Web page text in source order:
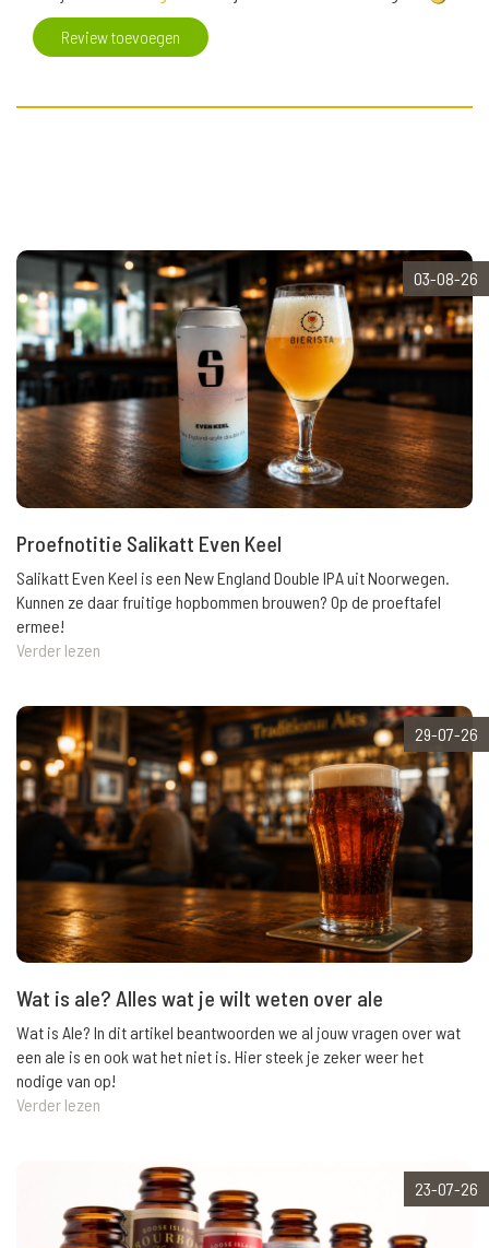
Review toevoegen
03-08-26
Proefnotitie Salikatt Even Keel
Salikatt Even Keel is een New England Double IPA uit Noorwegen.
Kunnen ze daar fruitige hopbommen brouwen? Op de proeftafel
ermee!
Verder lezen
29-07-26
Wat is ale? Alles wat je wilt weten over ale
Wat is Ale? In dit artikel beantwoorden we al jouw vragen over wat
een ale is en ook wat het niet is. Hier steek je zeker weer het
nodige van op!
Verder lezen
23-07-26